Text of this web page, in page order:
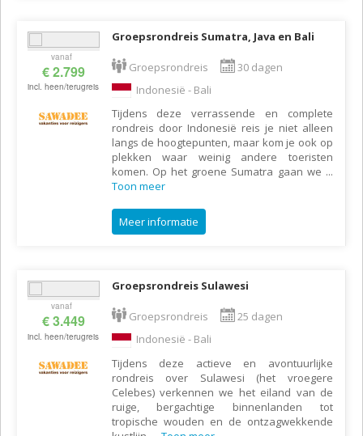
vanaf
€ 2.799
incl. heen/terugreis
Groepsrondreis Sumatra, Java en Bali
Groepsrondreis
30 dagen
Indonesië - Bali
Tijdens deze verrassende en complete
rondreis door Indonesië reis je niet alleen
langs de hoogtepunten, maar kom je ook op
plekken waar weinig andere toeristen
komen. Op het groene Sumatra gaan we ...
Toon meer
Meer informatie
vanaf
€ 3.449
incl. heen/terugreis
Groepsrondreis Sulawesi
Groepsrondreis
25 dagen
Indonesië - Bali
Tijdens deze actieve en avontuurlijke
rondreis over Sulawesi (het vroegere
Celebes) verkennen we het eiland van de
ruige, bergachtige binnenlanden tot
tropische wouden en de ontzagwekkende